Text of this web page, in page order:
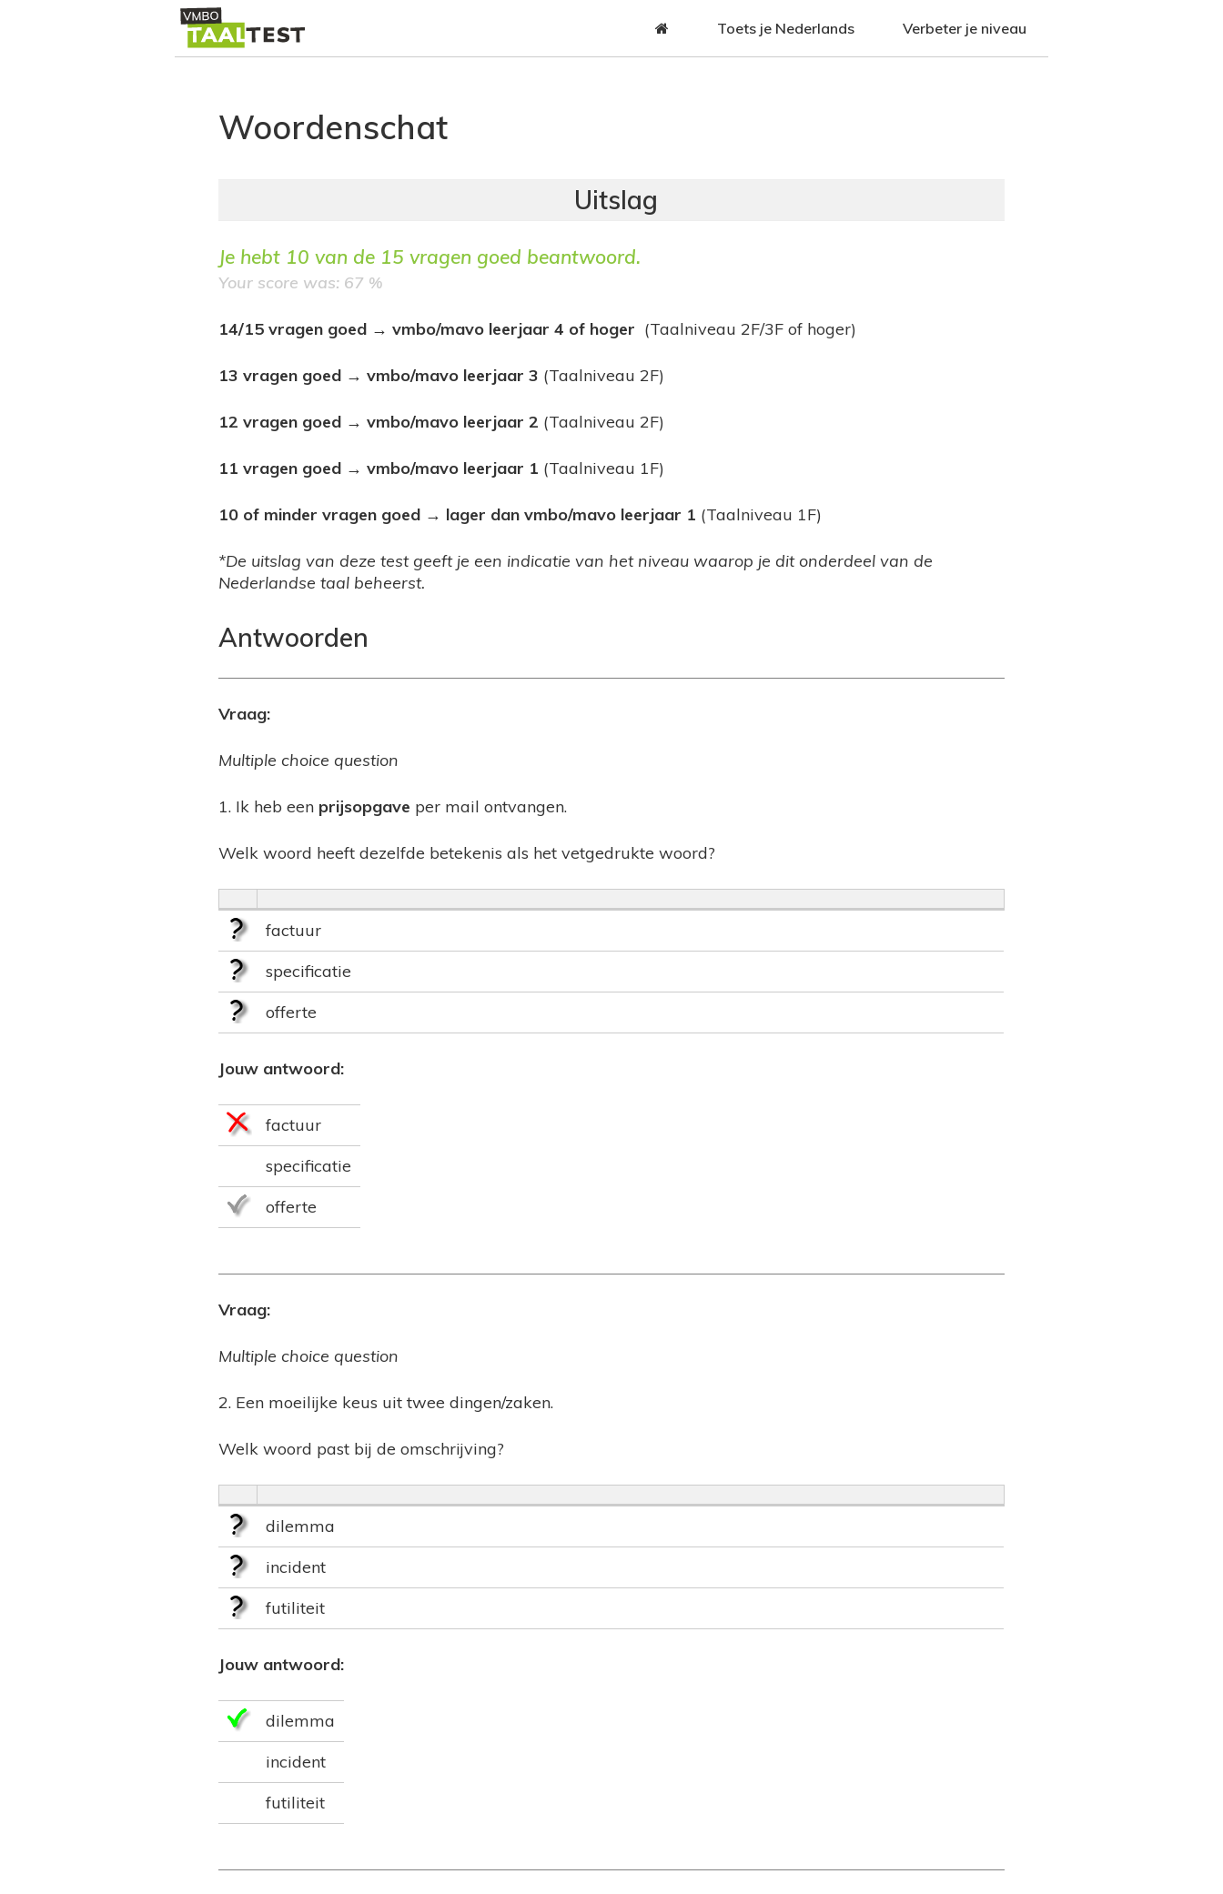
Toets je Nederlands Verbeter je niveau
Woordenschat
Je hebt 10 van de 15 vragen goed beantwoord.
Your score was: 67 %
14/15 vragen goed → vmbo/mavo leerjaar 4 of hoger (Taalniveau 2F/3F of hoger)
13 vragen goed → vmbo/mavo leerjaar 3 (Taalniveau 2F)
12 vragen goed → vmbo/mavo leerjaar 2 (Taalniveau 2F)
11 vragen goed → vmbo/mavo leerjaar 1 (Taalniveau 1F)
10 of minder vragen goed → lager dan vmbo/mavo leerjaar 1 (Taalniveau 1F)
*De uitslag van deze test geeft je een indicatie van het niveau waarop je dit onderdeel van de
Nederlandse taal beheerst.
Antwoorden
Vraag:
Multiple choice question
1. Ik heb een prijsopgave per mail ontvangen.
Welk woord heeft dezelfde betekenis als het vetgedrukte woord?
factuur
specificatie
offerte
Jouw antwoord:
factuur
specificatie
offerte
Vraag:
Multiple choice question
2. Een moeilijke keus uit twee dingen/zaken.
Welk woord past bij de omschrijving?
dilemma
incident
futiliteit
Jouw antwoord:
dilemma
incident
futiliteit